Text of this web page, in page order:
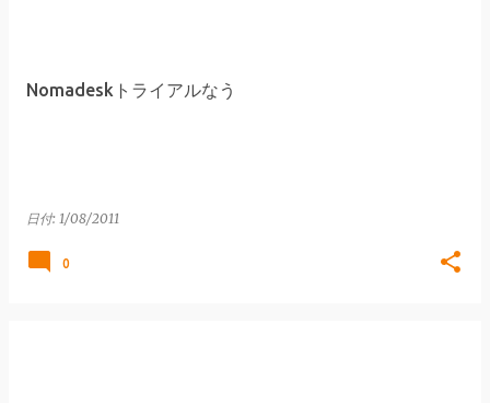
Nomadeskトライアルなう
日付: 1/08/2011
0